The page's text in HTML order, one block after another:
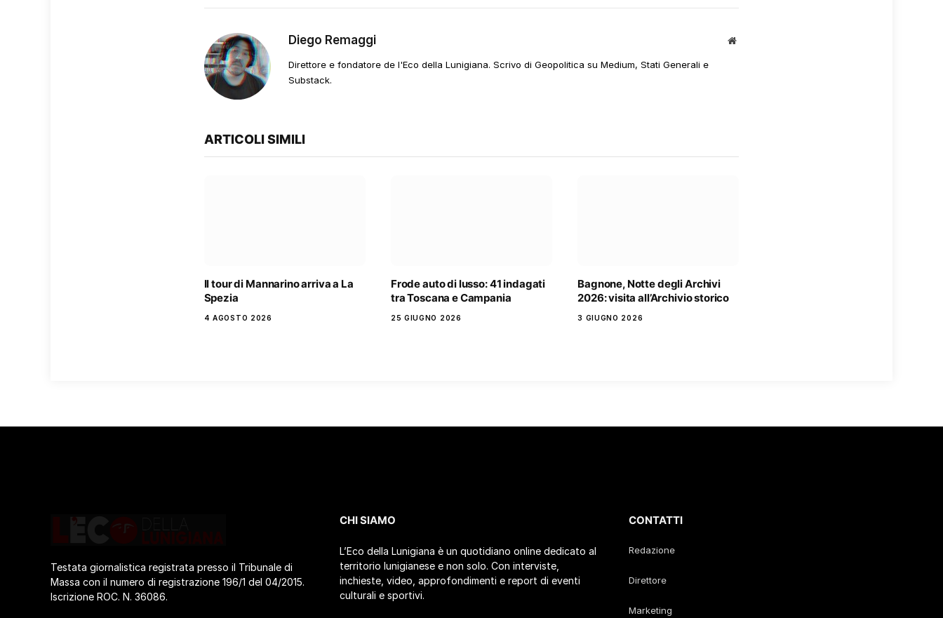
Diego Remaggi
Sito
Direttore e fondatore de l'Eco della Lunigiana. Scrivo di Geopolitica su Medium, Stati Generali e
Substack.
ARTICOLI SIMILI
Il tour di Mannarino arriva a La
Spezia
4 AGOSTO 2026
Frode auto di lusso: 41 indagati
tra Toscana e Campania
25 GIUGNO 2026
Bagnone, Notte degli Archivi
2026: visita all’Archivio storico
3 GIUGNO 2026
Testata giornalistica registrata presso il Tribunale di
Massa con il numero di registrazione 196/1 del 04/2015.
Iscrizione ROC. N. 36086.
CHI SIAMO
L’Eco della Lunigiana è un quotidiano online dedicato al
territorio lunigianese e non solo. Con interviste,
inchieste, video, approfondimenti e report di eventi
culturali e sportivi.
CONTATTI
Redazione
Direttore
Marketing